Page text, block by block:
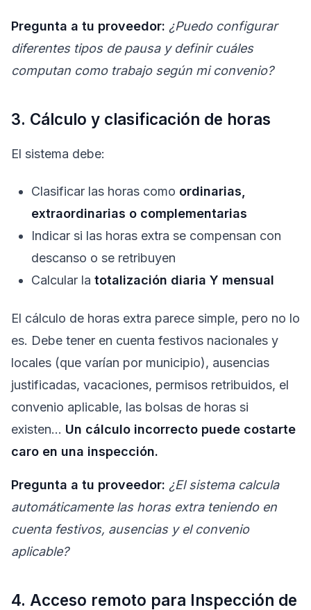
Pregunta a tu proveedor: ¿Puedo configurar
diferentes tipos de pausa y definir cuáles
computan como trabajo según mi convenio?
3. Cálculo y clasificación de horas
El sistema debe:
Clasificar las horas como ordinarias,
extraordinarias o complementarias
Indicar si las horas extra se compensan con
descanso o se retribuyen
Calcular latotalización diaria Y mensual
El cálculo de horas extra parece simple, pero no lo
es. Debe tener en cuenta festivos nacionales y
locales (que varían por municipio), ausencias
justificadas, vacaciones, permisos retribuidos, el
convenio aplicable, las bolsas de horas si
existen… Un cálculo incorrecto puede costarte
caro en una inspección.
Pregunta a tu proveedor: ¿El sistema calcula
automáticamente las horas extra teniendo en
cuenta festivos, ausencias y el convenio
aplicable?
4. Acceso remoto para Inspección de